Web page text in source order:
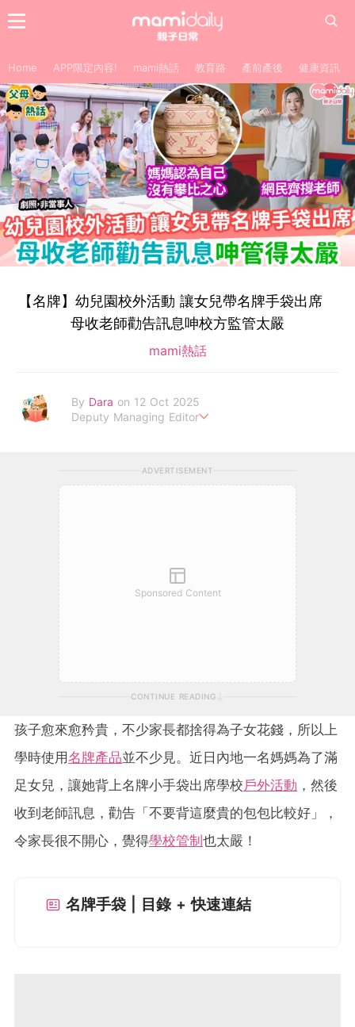
Home APP限定內容! mami熱話 教育路 產前產後 健康資訊
【名牌】幼兒園校外活動 讓女兒帶名牌手袋出席
母收老師勸告訊息呻校方監管太嚴
mami熱話
By Dara on 12 Oct 2025
Deputy Managing Editor
ADVERTISEMENT
Sponsored Content
CONTINUE READING
孩子愈來愈矜貴，不少家長都捨得為子女花錢，所以上
學時使用名牌產品並不少見。近日內地一名媽媽為了滿
足女兒，讓她背上名牌小手袋出席學校 戶外活動 ，然後
收到老師訊息，勸告「不要背這麼貴的包包比較好」，
令家長很不開心，覺得學校管制也太嚴！
名牌手袋 | 目錄 + 快速連結